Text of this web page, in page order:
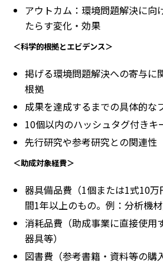
アウトカム：環境問題解決に向
たらす変化・効果
＜科学的根拠とエビデンス＞
掲げる環境問題解決への寄与に
根拠
成果を達成するまでの具体的な
10個以内のハッシュタグ付きキ
先行研究や参考研究との関連性
＜助成対象経費＞
器具備品費（1個または1式10
間1年以上のもの。例：分析機材
消耗品費（助成事業に直接使用
器具等）
図書費（参考書籍・資料等の購